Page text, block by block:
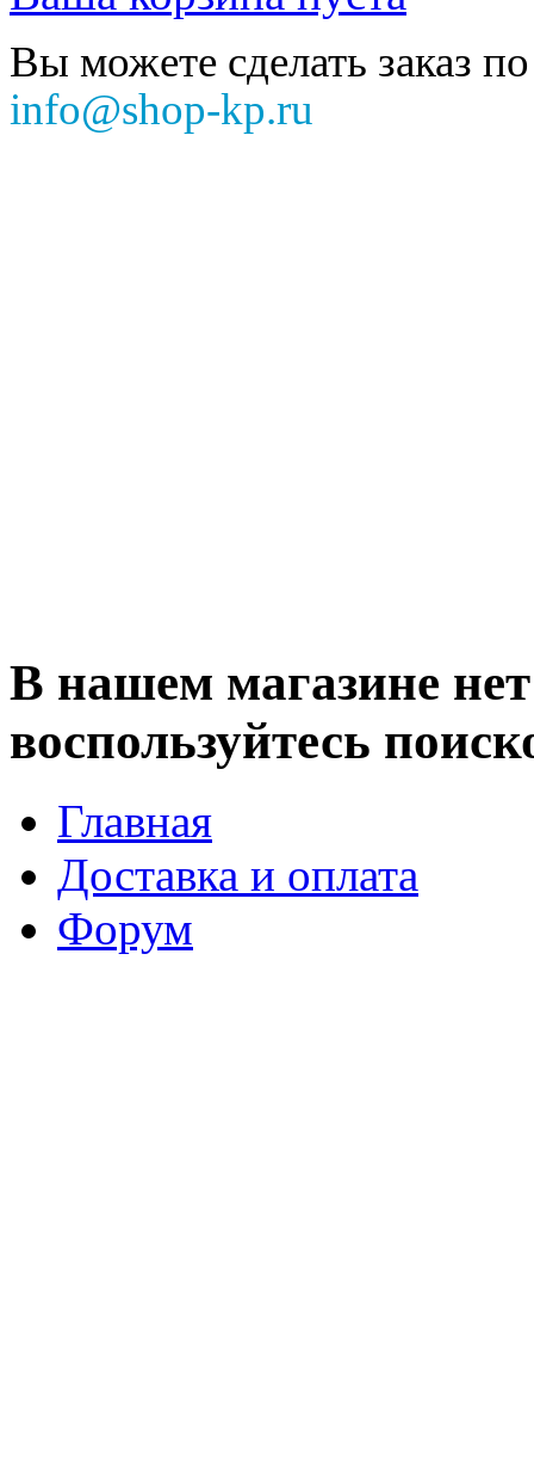
Вы можете сделать заказ
info@shop-kp.ru
В нашем магазине нет
воспользуйтесь
Главная
Доставка и оплата
Форум